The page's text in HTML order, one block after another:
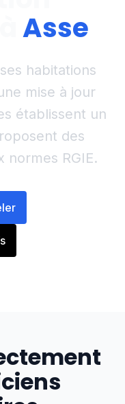
Asse
habitations
mise à jour
établissent un
des
normes RGIE.